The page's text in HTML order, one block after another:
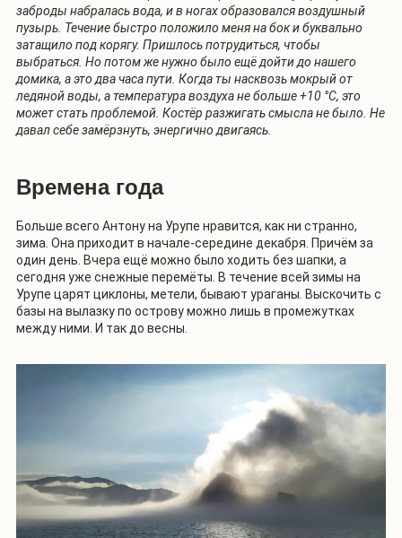
заброды набралась вода, и в ногах образовался воздушный
пузырь. Течение быстро положило меня на бок и буквально
затащило под корягу. Пришлось потрудиться, чтобы
выбраться. Но потом же нужно было ещё дойти до нашего
домика, а это два часа пути. Когда ты насквозь мокрый от
ледяной воды, а температура воздуха не больше +10 °С, это
может стать проблемой. Костёр разжигать смысла не было. Не
давал себе замёрзнуть, энергично двигаясь.
Времена года
Больше всего Антону на Урупе нравится, как ни странно,
зима. Она приходит в начале-середине декабря. Причём за
один день. Вчера ещё можно было ходить без шапки, а
сегодня уже снежные перемёты. В течение всей зимы на
Урупе царят циклоны, метели, бывают ураганы. Выскочить с
базы на вылазку по острову можно лишь в промежутках
между ними. И так до весны.